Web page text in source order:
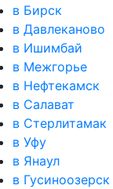
в Бирск
в Давлеканово
в Ишимбай
в Межгорье
в Нефтекамск
в Салават
в Стерлитамак
в Уфу
в Янаул
в Гусиноозерск